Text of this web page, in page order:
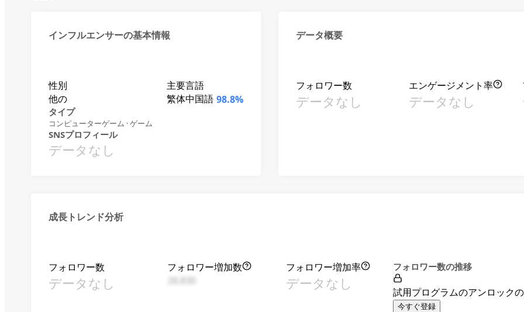
インフルエンサーの基本情報
性別
他の
主要言語
繁体中国語 98.8%
タイプ
コンピューターゲーム · ゲーム
SNSプロフィール
データなし
データ概要
フォロワー数
データなし
エンゲージメント率
データなし
成長トレンド分析
フォロワー数
データなし
フォロワー増加数
フォロワー増加率
データなし
フォロワー数の推移
試用プログラムのアンロックの
今すぐ登録